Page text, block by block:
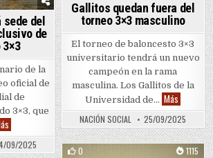
Gallitos quedan fuera del
torneo 3×3 masculino
El torneo de baloncesto 3×3
universitario tendrá un nuevo
campeón en la rama
masculina. Los Gallitos de la
Universidad de… Más Gallitos
NACIÓN SOCIAL 25/09/2025
sede del
de
de la
oficial de
de
3×3, que
Puerto Rico será sede del primer torneo inclusivo de
09/2025
0 1115